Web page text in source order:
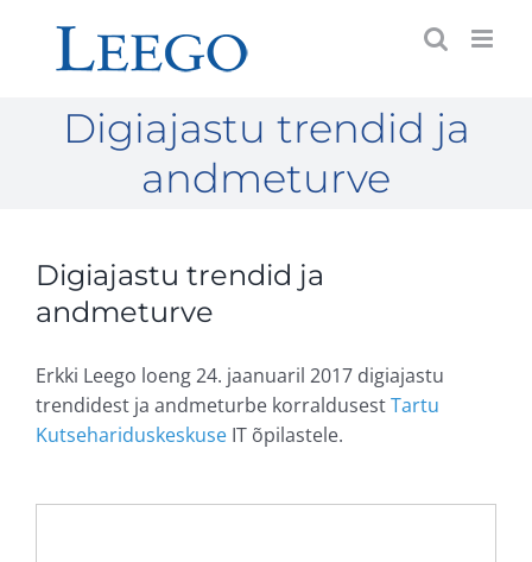
content
Digiajastu trendid ja
andmeturve
Digiajastu trendid ja
andmeturve
Erkki Leego loeng 24. jaanuaril 2017 digiajastu
trendidest ja andmeturbe korraldusestTartu
Kutsehariduskeskuse IT õpilastele.